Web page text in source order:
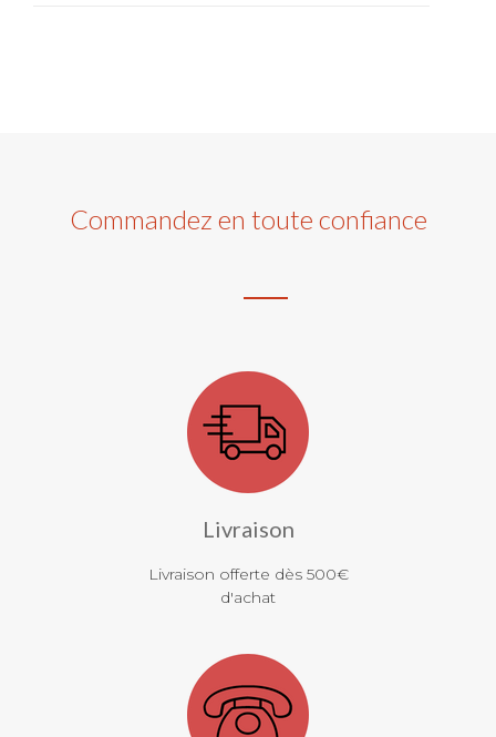
Commandez en toute confiance
Livraison
Livraison offerte dès 500€
d'achat